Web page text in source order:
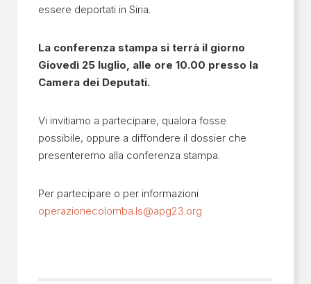
essere deportati in Siria.
La conferenza stampa si terrà il giorno
Giovedì 25 luglio, alle ore 10.00 presso la
Camera dei Deputati.
Vi invitiamo a partecipare, qualora fosse
possibile, oppure a diffondere il dossier che
presenteremo alla conferenza stampa.
Per partecipare o per informazioni
operazionecolomba.ls@apg23.org